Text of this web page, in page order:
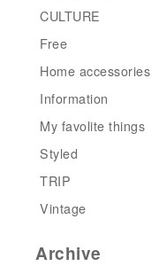
CULTURE
Free
Home accessories
Information
My favolite things
Styled
TRIP
Vintage
Archive